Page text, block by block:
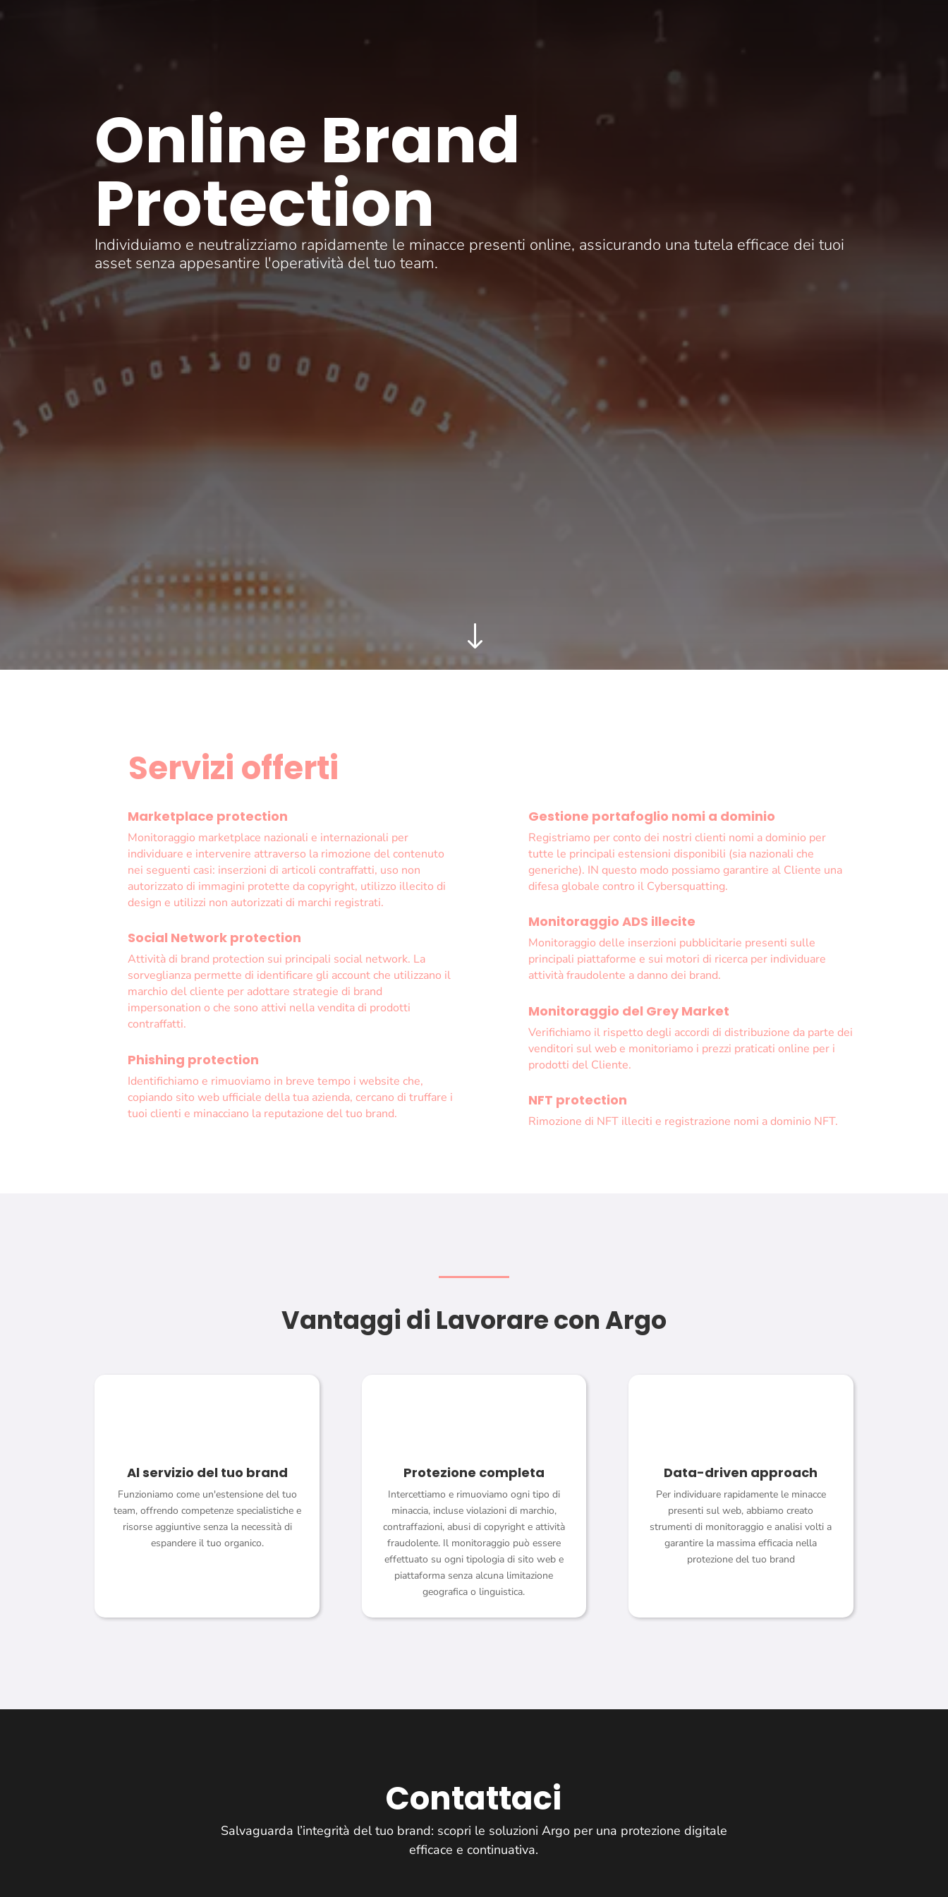
Online Brand
Protection
Individuiamo e neutralizziamo rapidamente le minacce presenti online, assicurando una tutela efficace dei tuoi
asset senza appesantire l'operatività del tuo team.
"
Servizi offerti
Marketplace protection
Monitoraggio marketplace nazionali e internazionali per
individuare e intervenire attraverso la rimozione del contenuto
nei seguenti casi: inserzioni di articoli contraffatti, uso non
autorizzato di immagini protette da copyright, utilizzo illecito di
design e utilizzi non autorizzati di marchi registrati.
Social Network protection
Attività di brand protection sui principali social network. La
sorveglianza permette di identificare gli account che utilizzano il
marchio del cliente per adottare strategie di brand
impersonation o che sono attivi nella vendita di prodotti
contraffatti.
Phishing protection
Identifichiamo e rimuoviamo in breve tempo i website che,
copiando sito web ufficiale della tua azienda, cercano di truffare i
tuoi clienti e minacciano la reputazione del tuo brand.
Gestione portafoglio nomi a dominio
Registriamo per conto dei nostri clienti nomi a dominio per
tutte le principali estensioni disponibili (sia nazionali che
generiche). IN questo modo possiamo garantire al Cliente una
difesa globale contro il Cybersquatting.
Monitoraggio ADS illecite
Monitoraggio delle inserzioni pubblicitarie presenti sulle
principali piattaforme e sui motori di ricerca per individuare
attività fraudolente a danno dei brand.
Monitoraggio del Grey Market
Verifichiamo il rispetto degli accordi di distribuzione da parte dei
venditori sul web e monitoriamo i prezzi praticati online per i
prodotti del Cliente.
NFT protection
Rimozione di NFT illeciti e registrazione nomi a dominio NFT.
Vantaggi di Lavorare con Argo
Al servizio del tuo brand
Funzioniamo come un'estensione del tuo
team, offrendo competenze specialistiche e
risorse aggiuntive senza la necessità di
espandere il tuo organico.
Protezione completa
Intercettiamo e rimuoviamo ogni tipo di
minaccia, incluse violazioni di marchio,
contraffazioni, abusi di copyright e attività
fraudolente. Il monitoraggio può essere
effettuato su ogni tipologia di sito web e
piattaforma senza alcuna limitazione
geografica o linguistica.
Data-driven approach
Per individuare rapidamente le minacce
presenti sul web, abbiamo creato
strumenti di monitoraggio e analisi volti a
garantire la massima efficacia nella
protezione del tuo brand
Contattaci
Salvaguarda l’integrità del tuo brand: scopri le soluzioni Argo per una protezione digitale
efficace e continuativa.